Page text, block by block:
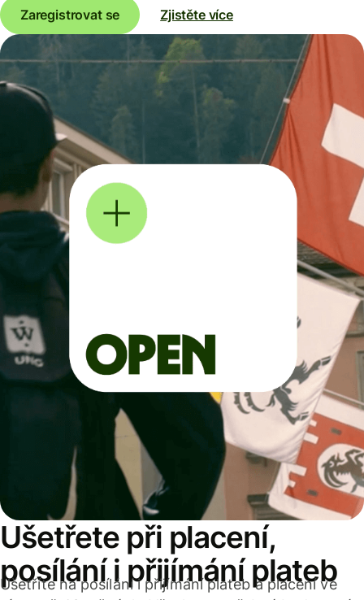
Zaregistrovat se Zjistěte více
Ušetřete při placení,
posílání i přijímání plateb
Ušetříte na posílání i přijímání plateb a placení ve